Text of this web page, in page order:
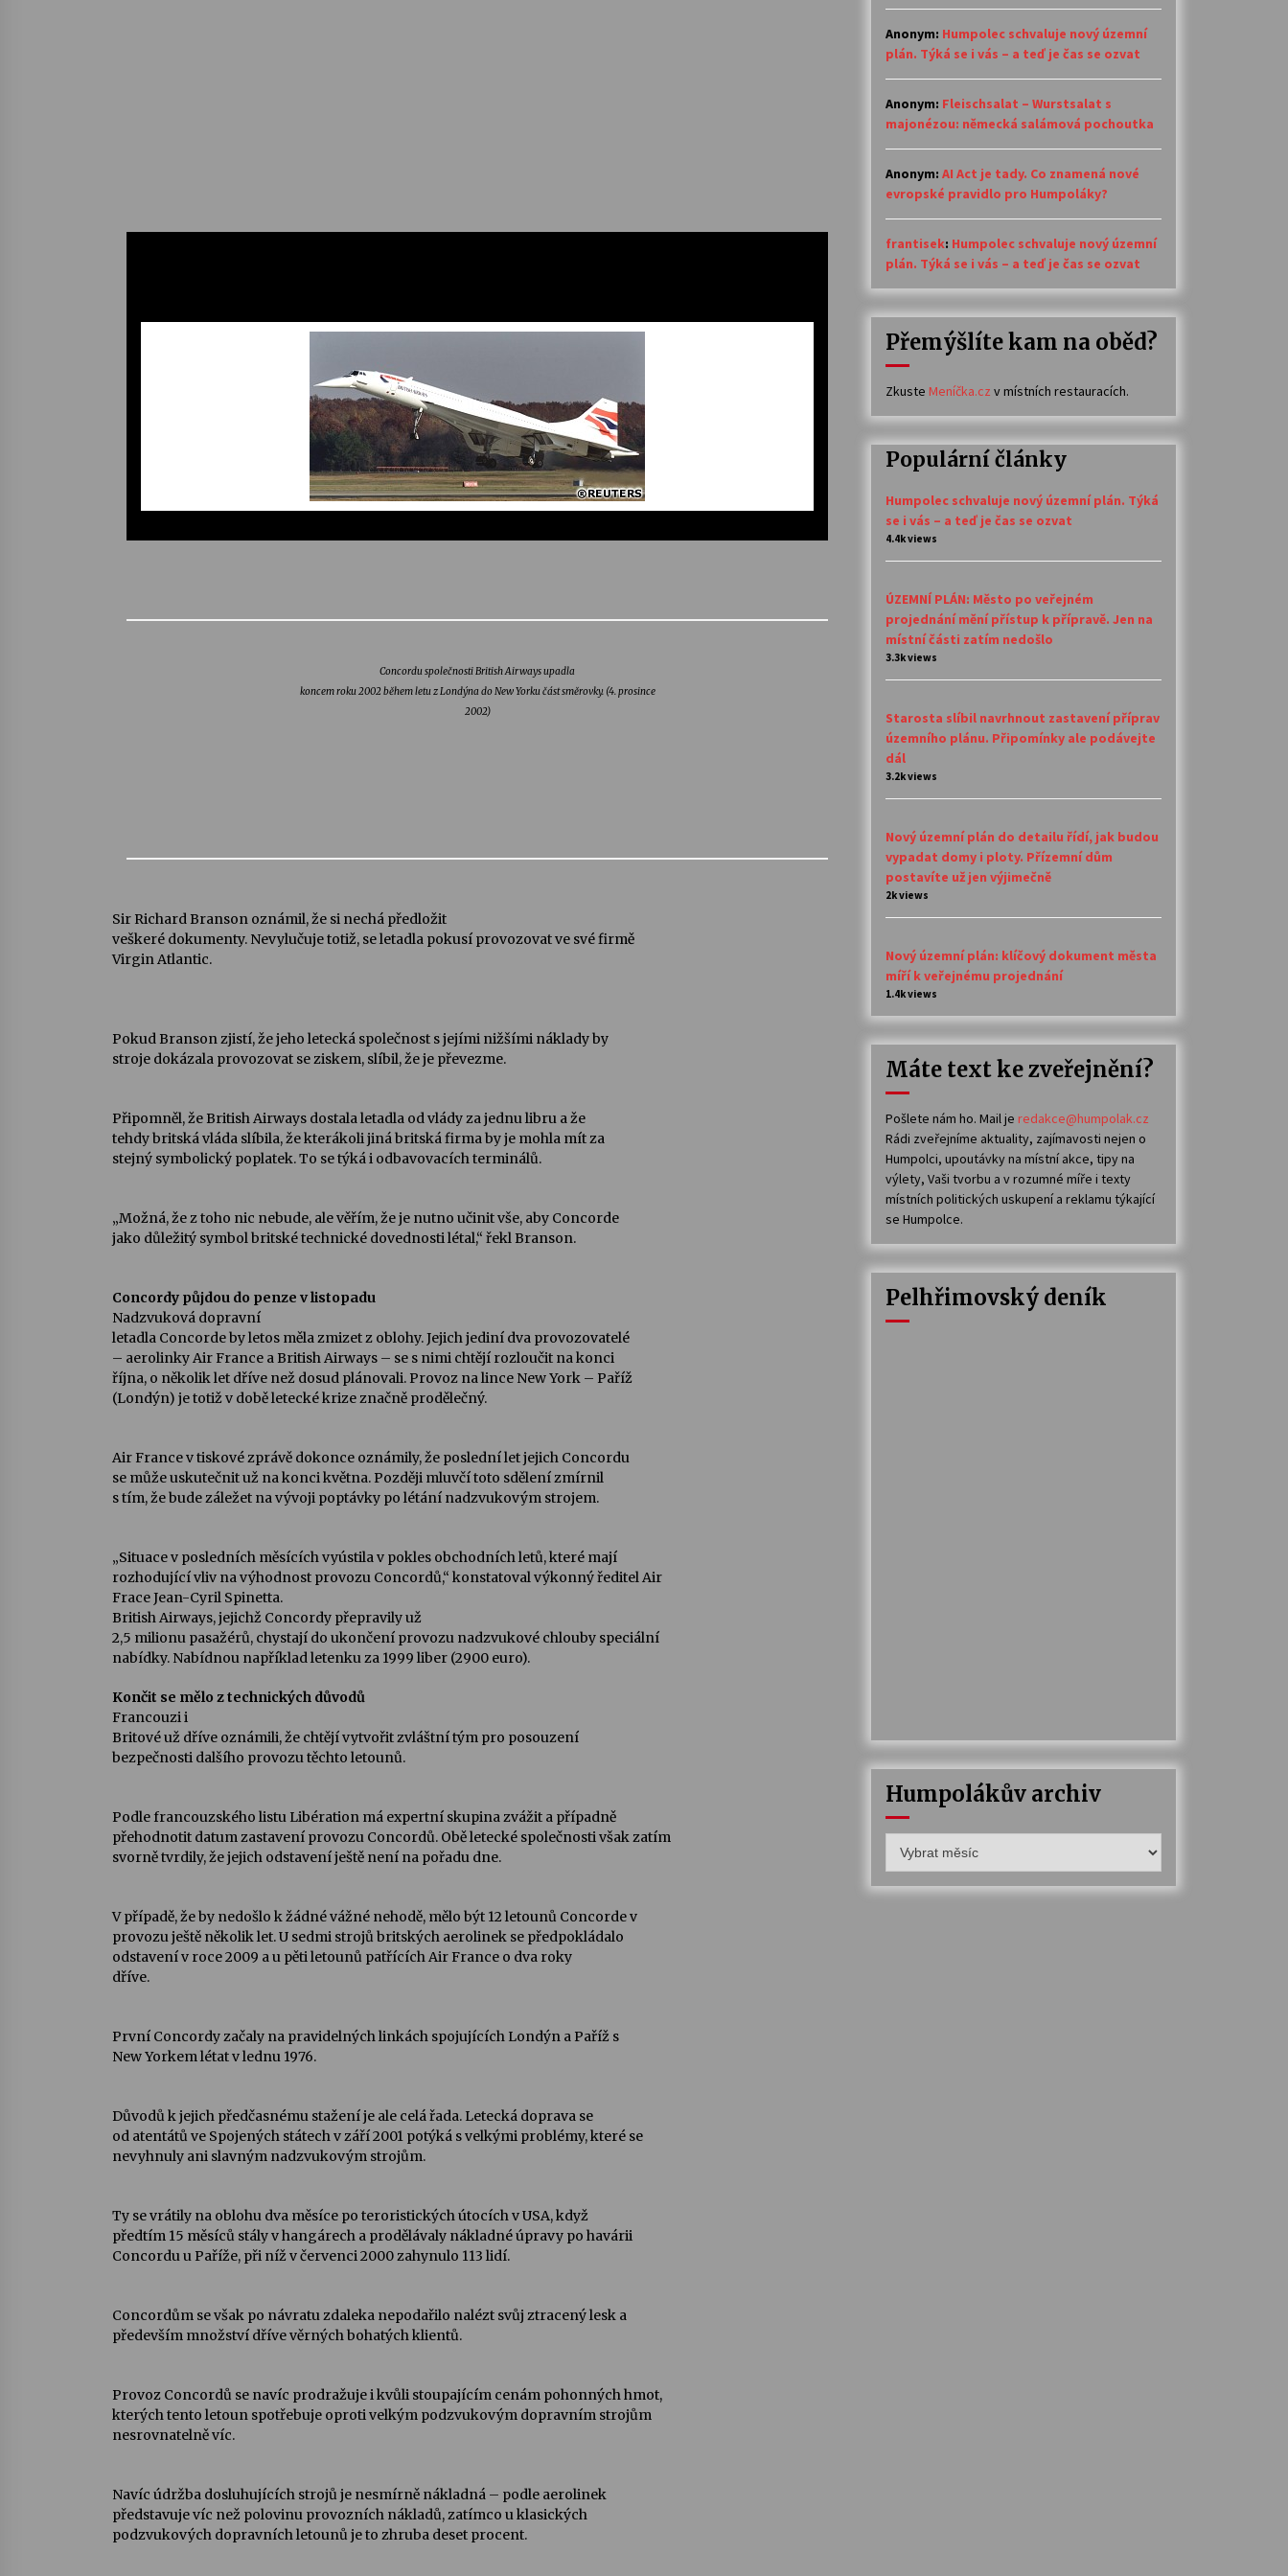
Concordu společnosti British Airways upadla
koncem roku 2002 během letu z Londýna do New Yorku část směrovky. (4. prosince
2002)
Sir Richard Branson oznámil, že si nechá předložit
veškeré dokumenty. Nevylučuje totiž, se letadla pokusí provozovat ve své firmě
Virgin Atlantic.
Pokud Branson zjistí, že jeho letecká společnost s jejími nižšími náklady by
stroje dokázala provozovat se ziskem, slíbil, že je převezme.
Připomněl, že British Airways dostala letadla od vlády za jednu libru a že
tehdy britská vláda slíbila, že kterákoli jiná britská firma by je mohla mít za
stejný symbolický poplatek. To se týká i odbavovacích terminálů.
„Možná, že z toho nic nebude, ale věřím, že je nutno učinit vše, aby Concorde
jako důležitý symbol britské technické dovednosti létal,“ řekl Branson.
Concordy půjdou do penze v listopadu
Nadzvuková dopravní
letadla Concorde by letos měla zmizet z oblohy. Jejich jediní dva provozovatelé
– aerolinky Air France a British Airways – se s nimi chtějí rozloučit na konci
října, o několik let dříve než dosud plánovali. Provoz na lince New York – Paříž
(Londýn) je totiž v době letecké krize značně prodělečný.
Air France v tiskové zprávě dokonce oznámily, že poslední let jejich Concordu
se může uskutečnit už na konci května. Později mluvčí toto sdělení zmírnil
s tím, že bude záležet na vývoji poptávky po létání nadzvukovým strojem.
„Situace v posledních měsících vyústila v pokles obchodních letů, které mají
rozhodující vliv na výhodnost provozu Concordů,“ konstatoval výkonný ředitel Air
Frace Jean-Cyril Spinetta.
British Airways, jejichž Concordy přepravily už
2,5 milionu pasažérů, chystají do ukončení provozu nadzvukové chlouby speciální
nabídky. Nabídnou například letenku za 1999 liber (2900 euro).
Končit se mělo z technických důvodů
Francouzi i
Britové už dříve oznámili, že chtějí vytvořit zvláštní tým pro posouzení
bezpečnosti dalšího provozu těchto letounů.
Podle francouzského listu Libération má expertní skupina zvážit a případně
přehodnotit datum zastavení provozu Concordů. Obě letecké společnosti však zatím
svorně tvrdily, že jejich odstavení ještě není na pořadu dne.
V případě, že by nedošlo k žádné vážné nehodě, mělo být 12 letounů Concorde v
provozu ještě několik let. U sedmi strojů britských aerolinek se předpokládalo
odstavení v roce 2009 a u pěti letounů patřících Air France o dva roky
dříve.
První Concordy začaly na pravidelných linkách spojujících Londýn a Paříž s
New Yorkem létat v lednu 1976.
Důvodů k jejich předčasnému stažení je ale celá řada. Letecká doprava se
od atentátů ve Spojených státech v září 2001 potýká s velkými problémy, které se
nevyhnuly ani slavným nadzvukovým strojům.
Ty se vrátily na oblohu dva měsíce po teroristických útocích v USA, když
předtím 15 měsíců stály v hangárech a prodělávaly nákladné úpravy po havárii
Concordu u Paříže, při níž v červenci 2000 zahynulo 113 lidí.
Concordům se však po návratu zdaleka nepodařilo nalézt svůj ztracený lesk a
především množství dříve věrných bohatých klientů.
Provoz Concordů se navíc prodražuje i kvůli stoupajícím cenám pohonných hmot,
kterých tento letoun spotřebuje oproti velkým podzvukovým dopravním strojům
nesrovnatelně víc.
Navíc údržba dosluhujících strojů je nesmírně nákladná – podle aerolinek
představuje víc než polovinu provozních nákladů, zatímco u klasických
podzvukových dopravních letounů je to zhruba deset procent.
Anonym: Humpolec schvaluje nový územní
plán. Týká se i vás – a teď je čas se ozvat
Anonym: Fleischsalat – Wurstsalat s
majonézou: německá salámová pochoutka
Anonym: AI Act je tady. Co znamená nové
evropské pravidlo pro Humpoláky?
frantisek: Humpolec schvaluje nový územní
plán. Týká se i vás – a teď je čas se ozvat
Přemýšlíte kam na oběd?
Zkuste Meníčka.cz v místních restauracích.
Populární články
Humpolec schvaluje nový územní plán. Týká
se i vás – a teď je čas se ozvat
4.4k views
ÚZEMNÍ PLÁN: Město po veřejném
projednání mění přístup k přípravě. Jen na
místní části zatím nedošlo
3.3k views
Starosta slíbil navrhnout zastavení příprav
územního plánu. Připomínky ale podávejte
dál
3.2k views
Nový územní plán do detailu řídí, jak budou
vypadat domy i ploty. Přízemní dům
postavíte už jen výjimečně
2k views
Nový územní plán: klíčový dokument města
míří k veřejnému projednání
1.4k views
Máte text ke zveřejnění?
Pošlete nám ho. Mail je redakce@humpolak.cz
Rádi zveřejníme aktuality, zajímavosti nejen o
Humpolci, upoutávky na místní akce, tipy na
výlety, Vaši tvorbu a v rozumné míře i texty
místních politických uskupení a reklamu týkající
se Humpolce.
Pelhřimovský deník
Humpolákův archiv
archiv